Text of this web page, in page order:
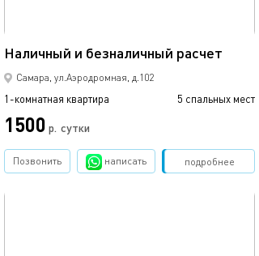
Наличный и безналичный расчет
Самара, ул.Аэродромная, д.102
1-комнатная квартира 5 спальных мест
1500 р. сутки
подробнее
Позвонить написать Забронировать